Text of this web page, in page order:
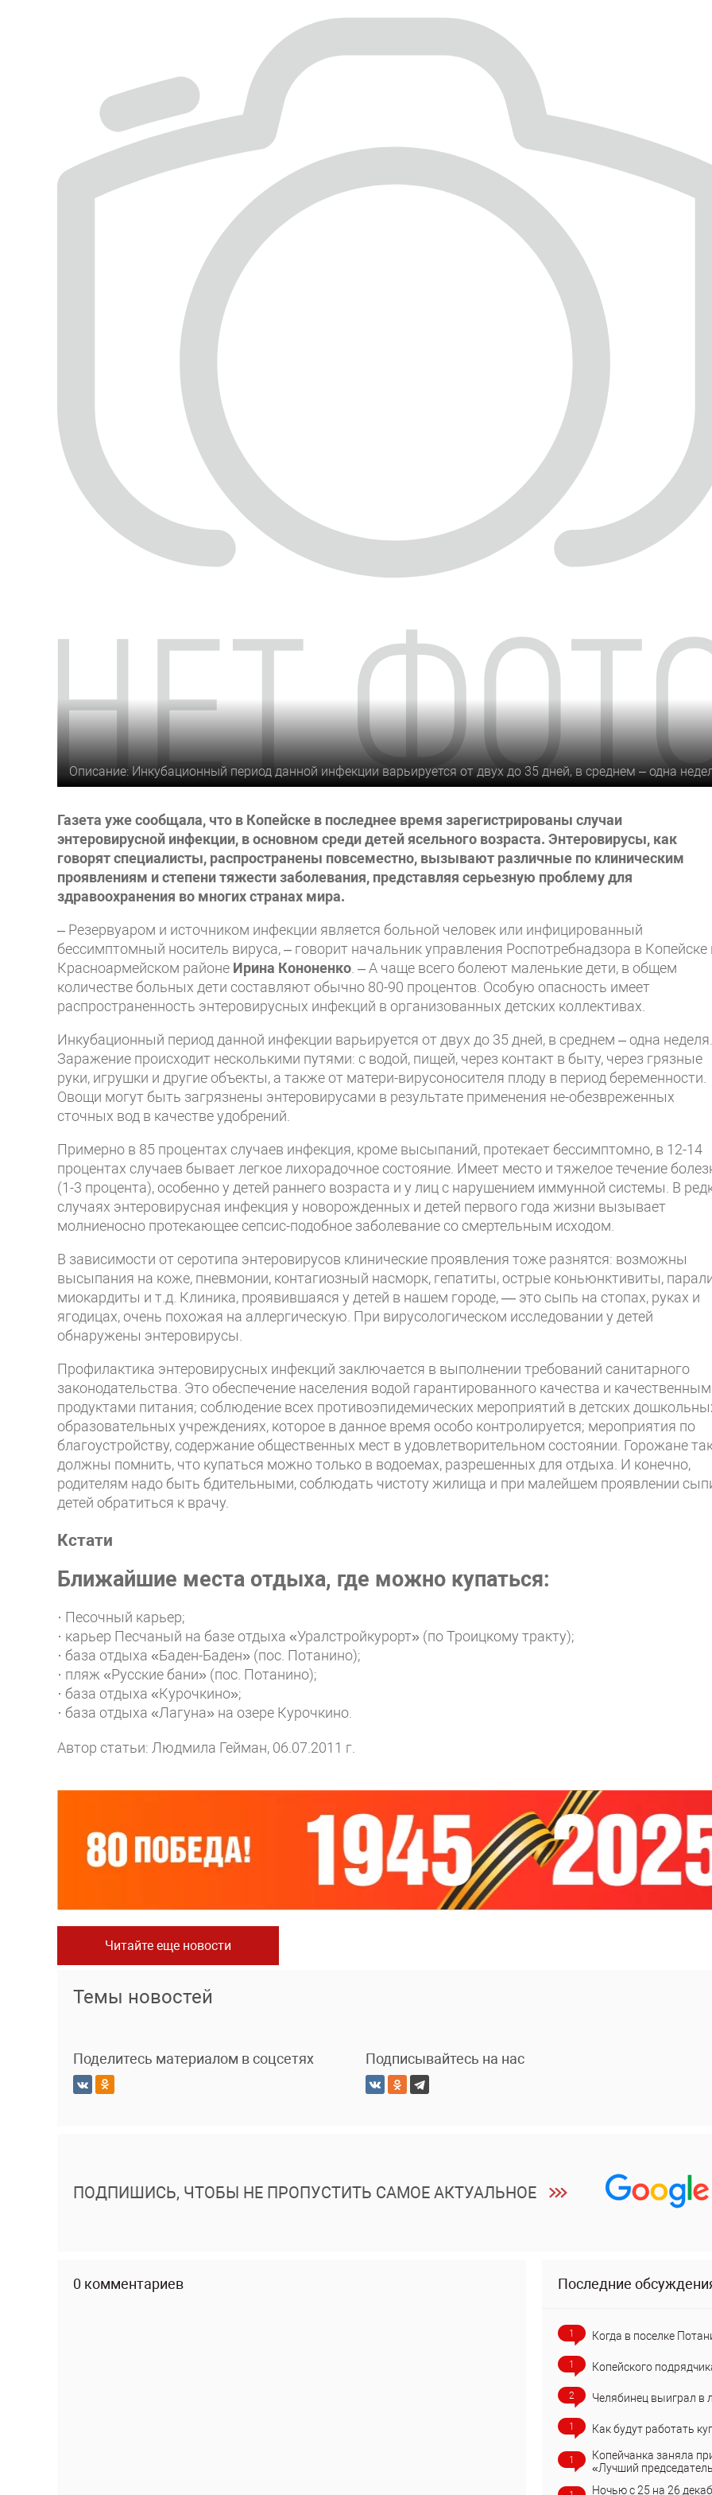
Описание: Инкубационный период данной инфекции варьируется от двух до 35 дней, в среднем – одна
Газета уже сообщала, что в Копейске в последнее время зарегистрированы случаи
энтеровирусной инфекции, в основном среди детей ясельного возраста. Энтеровирусы, как
говорят специалисты, распространены повсеместно, вызывают различные по клиническим
проявлениям и степени тяжести заболевания, представляя серьезную проблему для
здравоохранения во многих странах мира.
– Резервуаром и источником инфекции является больной человек или инфицированный
бессимптомный носитель вируса, – говорит начальник управления Роспотребнадзора в Копейске
Красноармейском районе Ирина Кононенко. – А чаще всего болеют маленькие дети, в общем
количестве больных дети составляют обычно 80-90 процентов. Особую опасность имеет
распространенность энтеровирусных инфекций в организованных детских коллективах.
Инкубационный период данной инфекции варьируется от двух до 35 дней, в среднем – одна неделя.
Заражение происходит несколькими путями: с водой, пищей, через контакт в быту, через грязные
руки, игрушки и другие объекты, а также от матери-вирусоносителя плоду в период беременности.
Овощи могут быть загрязнены энтеровирусами в результате применения не-обезвреженных
сточных вод в качестве удобрений.
Примерно в 85 процентах случаев инфекция, кроме высыпаний, протекает бессимптомно, в 12-14
процентах случаев бывает легкое лихорадочное состояние. Имеет место и тяжелое течение
(1-3 процента), особенно у детей раннего возраста и у лиц с нарушением иммунной системы. В
случаях энтеровирусная инфекция у новорожденных и детей первого года жизни вызывает
молниеносно протекающее сепсис-подобное заболевание со смертельным исходом.
В зависимости от серотипа энтеровирусов клинические проявления тоже разнятся: возможны
высыпания на коже, пневмонии, контагиозный насморк, гепатиты, острые коньюнктивиты,
миокардиты и т.д. Клиника, проявившаяся у детей в нашем городе, — это сыпь на стопах, руках и
ягодицах, очень похожая на аллергическую. При вирусологическом исследовании у детей
обнаружены энтеровирусы.
Профилактика энтеровирусных инфекций заключается в выполнении требований санитарного
законодательства. Это обеспечение населения водой гарантированного качества и
продуктами питания; соблюдение всех противоэпидемических мероприятий в детских
образовательных учреждениях, которое в данное время особо контролируется; мероприятия по
благоустройству, содержание общественных мест в удовлетворительном состоянии. Горожане
должны помнить, что купаться можно только в водоемах, разрешенных для отдыха. И конечно,
родителям надо быть бдительными, соблюдать чистоту жилища и при малейшем проявлении
детей обратиться к врачу.
Кстати
Ближайшие места отдыха, где можно купаться:
· Песочный карьер;
· карьер Песчаный на базе отдыха «Уралстройкурорт» (по Троицкому тракту);
· база отдыха «Баден-Баден» (пос. Потанино);
· пляж «Русские бани» (пос. Потанино);
· база отдыха «Курочкино»;
· база отдыха «Лагуна» на озере Курочкино.
Автор статьи: Людмила Гейман, 06.07.2011 г.
Читайте еще новости
Темы новостей
Поделитесь материалом в соцсетях Подписывайтесь на нас
ПОДПИШИСЬ, ЧТОБЫ НЕ ПРОПУСТИТЬ САМОЕ АКТУАЛЬНОЕ
0 комментариев Последние
1 Когда в поселке
1 Копейского
2 Челябинец выиграл в
1 Как будут работать
1
Копейчанка заняла
«Лучший
Ночью с 25 на 26